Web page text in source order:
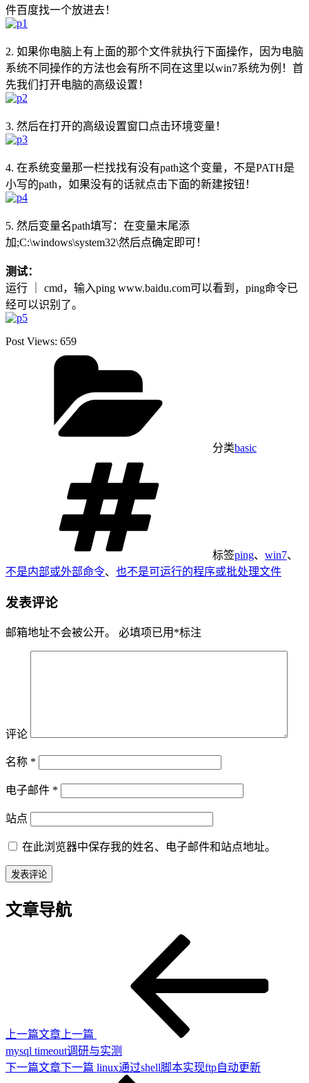
件百度找一个放进去！
2. 如果你电脑上有上面的那个文件就执行下面操作，因为电脑
系统不同操作的方法也会有所不同在这里以win7系统为例！首
先我们打开电脑的高级设置！
3. 然后在打开的高级设置窗口点击环境变量！
4. 在系统变量那一栏找找有没有path这个变量，不是PATH是
小写的path，如果没有的话就点击下面的新建按钮！
5. 然后变量名path填写：在变量末尾添
加;C:\windows\system32\然后点确定即可！
测试：
运行 ｜ cmd，输入ping www.baidu.com可以看到，ping命令已
经可以识别了。
Post Views: 659
分类basic
标签ping、 win7、
不是内部或外部命令、 也不是可运行的程序或批处理文件
发表评论
邮箱地址不会被公开。 必填项已用 *标注
评论
名称 *
电子邮件 *
站点
在此浏览器中保存我的姓名、电子邮件和站点地址。
文章导航
上一篇文章 上一篇
mysql timeout调研与实测
下一篇文章下一篇 linux通过shell脚本实现ftp自动更新